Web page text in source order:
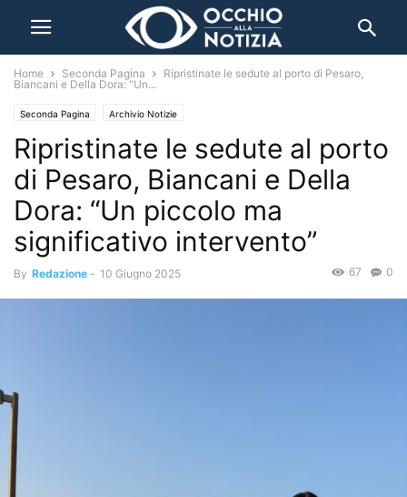
Home Seconda Pagina
Ripristinate le sedute al porto di Pesaro,
Biancani e Della Dora: “Un...
Seconda Pagina Archivio Notizie
Ripristinate le sedute al porto
di Pesaro, Biancani e Della
Dora: “Un piccolo ma
significativo intervento”
By Redazione - 10 Giugno 2025 0
67